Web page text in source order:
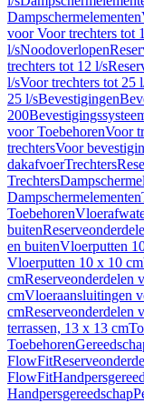
Dampschermelementen
voor Voor trechters tot
l/sNoodoverlopen
trechters tot 12 l/s
l/sVoor trechters tot 25
25 l/sBevestigingen
200
voor ToebehorenVoor
trechtersVoor
dakafvoerTrechters
Trechters
Dampschermelementen
Toebehoren
buiten
en buitenVloerputten
Vloerputten 10 x 10 cm
cmReserveonderdelen
cmVloeraansluitingen
cmReserveonderdelen
terrassen, 13 x 13 cm
Toebehoren
FlowFit
FlowFit
Handpersgereedschap